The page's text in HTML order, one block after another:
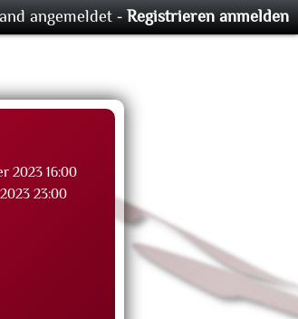
2023 16:00
23:00
angemeldet -Registrieren anmelden